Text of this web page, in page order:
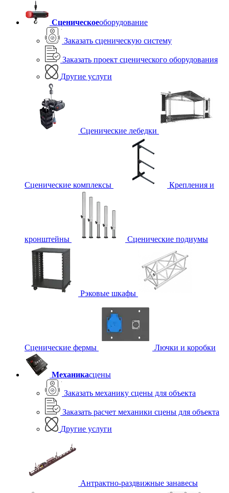
Сценическоеоборудование
Заказать сценическую систему
Заказать проект сценического оборудования
Другие услуги
Сценические лебедки
Сценические комплексы Крепления и
кронштейны Сценические подиумы
Рэковые шкафы
Сценические фермы Лючки и коробки
Механикасцены
Заказать механику сцены для объекта
Заказать расчет механики сцены для объекта
Другие услуги
Антрактно-раздвижные занавесы